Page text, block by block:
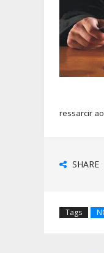
ressarcir
SHARE
Tags